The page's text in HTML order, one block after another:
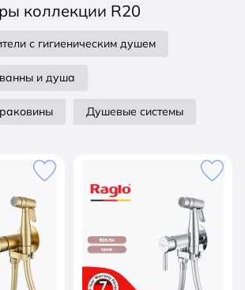
коллекции R20
с гигиеническим душем
и душа
Душевые системы